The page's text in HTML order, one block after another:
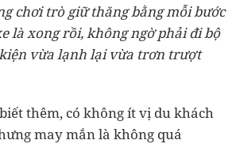
chơi trò giữ thăng bằng mỗi bước
là xong rồi, không ngờ phải đi bộ
vừa lạnh lại vừa trơn trượt
thêm, có không ít vị du khách
may mắn là không quá